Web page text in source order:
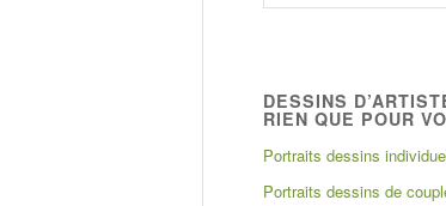
DESSINS
RIEN QUE POUR
Portraits dessins
Portraits dessins de